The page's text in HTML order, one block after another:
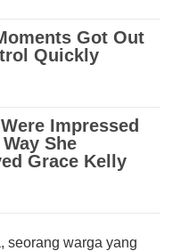
seorang warga yang